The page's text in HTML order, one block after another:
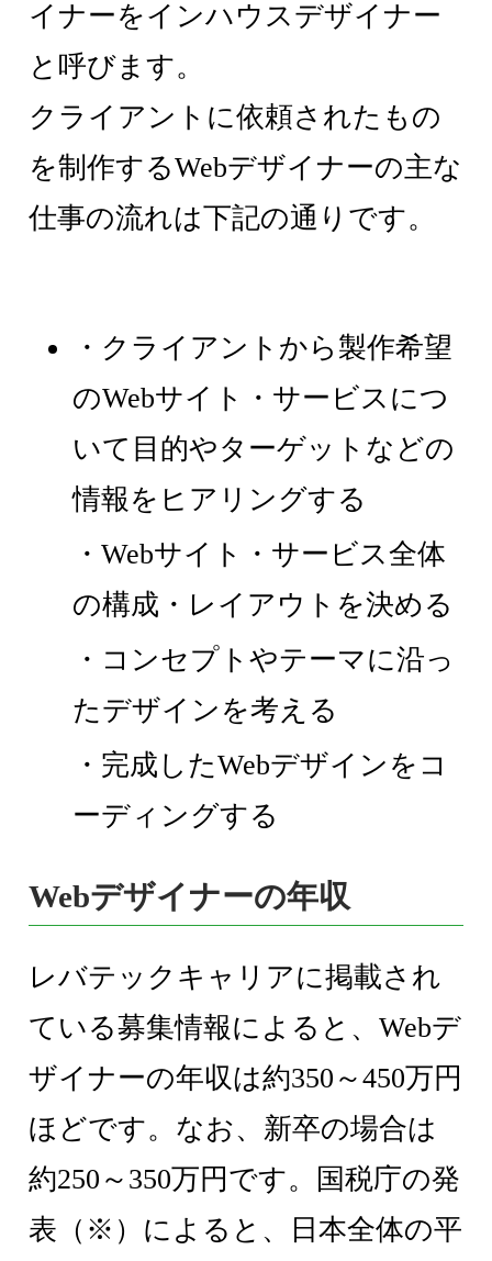
イナーをインハウスデザイナー
と呼びます。
クライアントに依頼されたもの
を制作するWebデザイナーの主な
仕事の流れは下記の通りです。
・クライアントから製作希望
のWebサイト・サービスにつ
いて目的やターゲットなどの
情報をヒアリングする
・Webサイト・サービス全体
の構成・レイアウトを決める
・コンセプトやテーマに沿っ
たデザインを考える
・完成したWebデザインをコ
ーディングする
Webデザイナーの年収
レバテックキャリアに掲載され
ている募集情報によると、Webデ
ザイナーの年収は約350～450万円
ほどです。なお、新卒の場合は
約250～350万円です。国税庁の発
表（※）によると、日本全体の平